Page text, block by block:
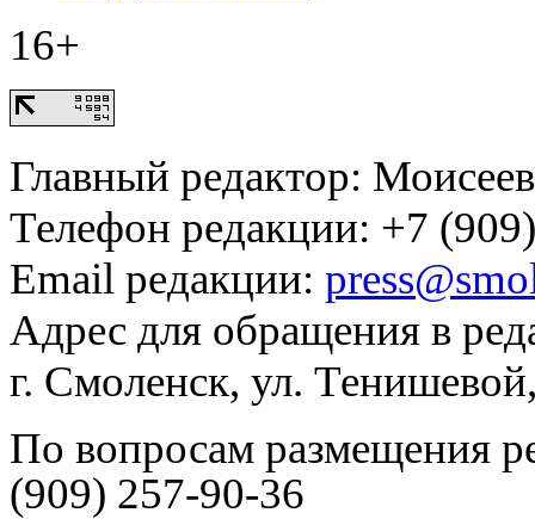
16+
Главный редактор:
Телефон редакции: +7
Email редакции:
Адрес для обращения в
г. Смоленск, ул.
По вопросам размещения
(909) 257-90-36